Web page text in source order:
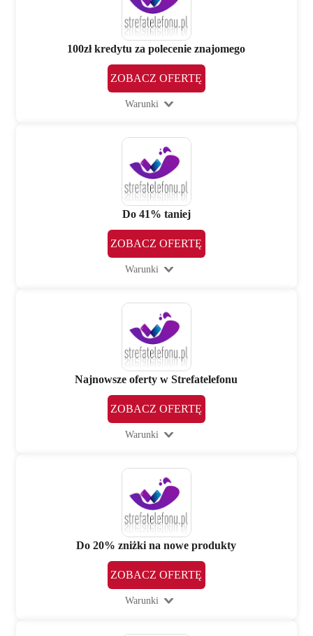
100zł kredytu za polecenie znajomego
ZOBACZ OFERTĘ
Warunki
Do 41% taniej
ZOBACZ OFERTĘ
Warunki
Najnowsze oferty w Strefatelefonu
ZOBACZ OFERTĘ
Warunki
Do 20% zniżki na nowe produkty
ZOBACZ OFERTĘ
Warunki